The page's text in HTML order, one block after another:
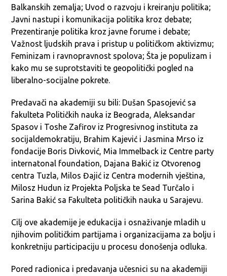
Balkanskih zemalja; Uvod o razvoju i kreiranju politika;
Javni nastupi i komunikacija politika kroz debate;
Prezentiranje politika kroz javne forume i debate;
Važnost ljudskih prava i pristup u političkom aktivizmu;
Feminizam i ravnopravnost spolova; Šta je populizam i
kako mu se suprotstaviti te geopolitički pogled na
liberalno-socijalne pokrete.
Predavači na akademiji su bili: Dušan Spasojević sa
fakulteta Političkih nauka iz Beograda, Aleksandar
Spasov i Toshe Zafirov iz Progresivnog instituta za
socijaldemokratiju, Brahim Kajević i Jasmina Mrso iz
fondacije Boris Divković, Mia Immelback iz Centre party
internatonal foundation, Dajana Bakić iz Otvorenog
centra Tuzla, Milos Đajić iz Centra modernih vještina,
Milosz Hudun iz Projekta Poljska te Sead Turčalo i
Sarina Bakić sa Fakulteta političkih nauka u Sarajevu.
Cilj ove akademije je edukacija i osnaživanje mladih u
njihovim političkim partijama i organizacijama za bolju i
konkretniju participaciju u procesu donošenja odluka.
Pored radionica i predavanja učesnici su na akademiji